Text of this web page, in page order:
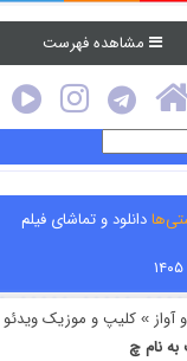
مشاهده فهرست
دانلود و تماشای فیلم
»کلیپ و موزیک ویدئو
نام چ